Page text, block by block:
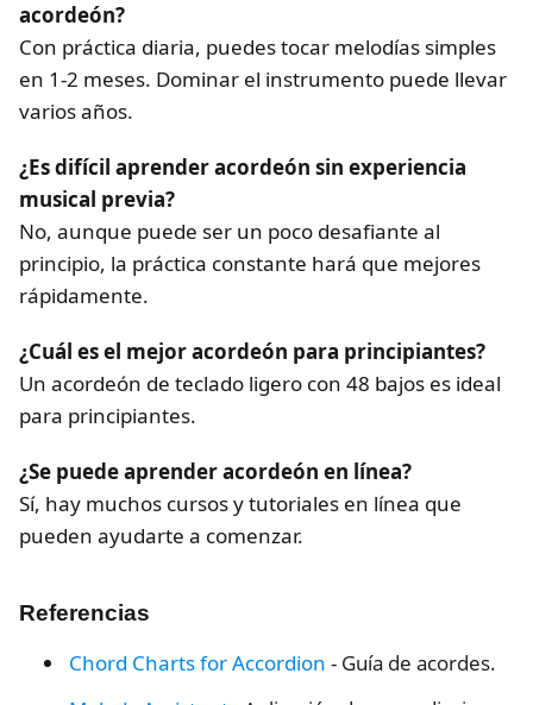
acordeón?
Con práctica diaria, puedes tocar melodías simples
en 1-2 meses. Dominar el instrumento puede llevar
varios años.
¿Es difícil aprender acordeón sin experiencia
musical previa?
No, aunque puede ser un poco desafiante al
principio, la práctica constante hará que mejores
rápidamente.
¿Cuál es el mejor acordeón para principiantes?
Un acordeón de teclado ligero con 48 bajos es ideal
para principiantes.
¿Se puede aprender acordeón en línea?
Sí, hay muchos cursos y tutoriales en línea que
pueden ayudarte a comenzar.
Referencias
Chord Charts for Accordion - Guía de acordes.